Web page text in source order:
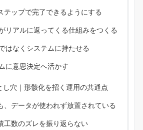
テップで完了できるようにする
リアルに返ってくる仕組みをつくる
はなくシステムに持たせる
に意思決定へ活かす
し穴｜形骸化を招く運用の共通点
、データが使われず放置されている
工数のズレを振り返らない